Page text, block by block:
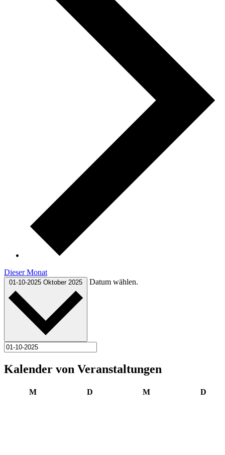
Dieser Monat
01-10-2025 Oktober 2025 Datum wählen.
Kalender von Veranstaltungen
MMontag DDienstag MMittwoch D